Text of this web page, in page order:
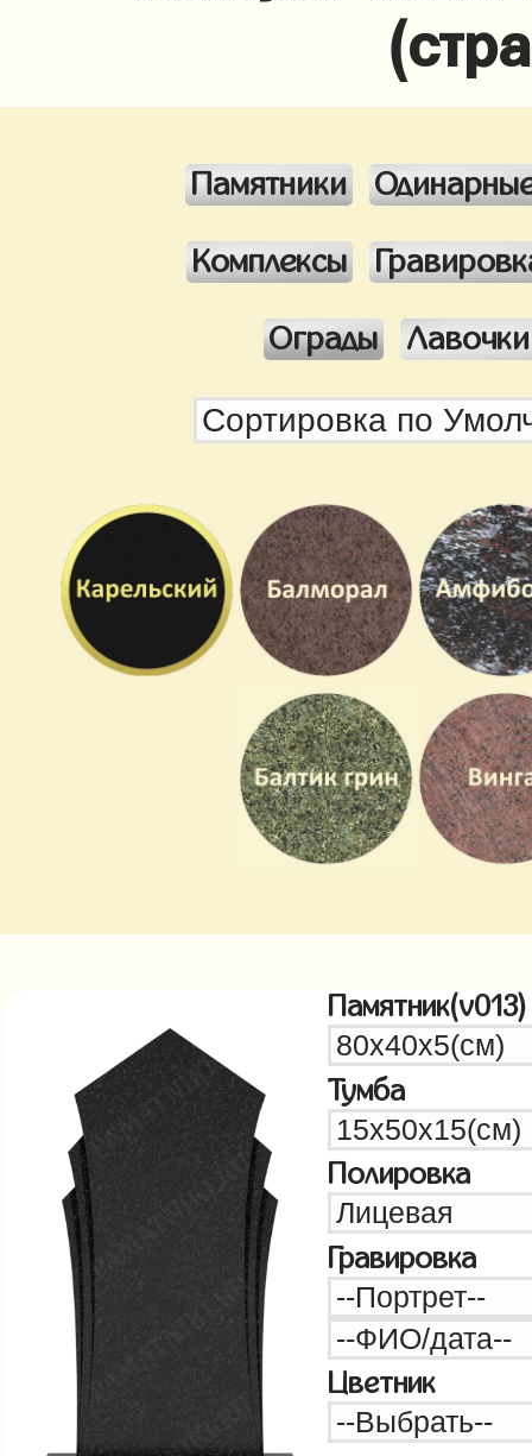
Памятники
Комплексы
Ограды
Памятник(v013)
Тумба
Полировка
Гравировка
Цветник